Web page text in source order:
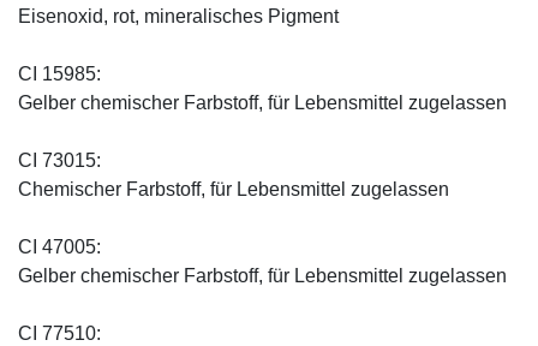
Eisenoxid, rot, mineralisches Pigment
CI 15985:
Gelber chemischer Farbstoff, für Lebensmittel zugelassen
CI 73015:
Chemischer Farbstoff, für Lebensmittel zugelassen
CI 47005:
Gelber chemischer Farbstoff, für Lebensmittel zugelassen
CI 77510: